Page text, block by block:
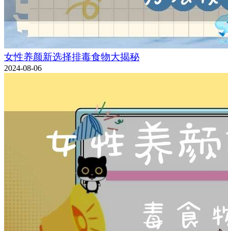
女性养颜新选择排毒食物大揭秘
2024-08-06